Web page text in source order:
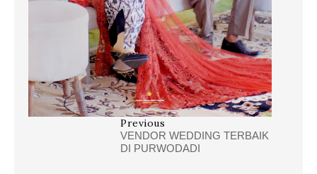
Previous
VENDOR WEDDING TERBAIK
DI PURWODADI